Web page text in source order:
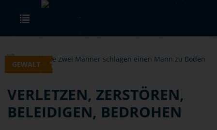
Skip to main content
GEWALT
VERLETZEN, ZERSTÖREN,
BELEIDIGEN, BEDROHEN